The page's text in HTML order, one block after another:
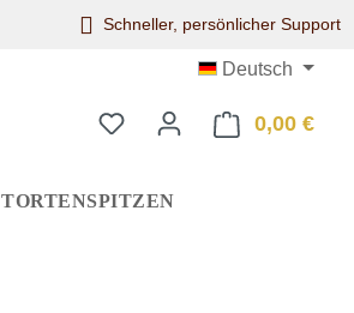
Schneller, persönlicher Support
Deutsch
0,00 €
TORTENSPITZEN